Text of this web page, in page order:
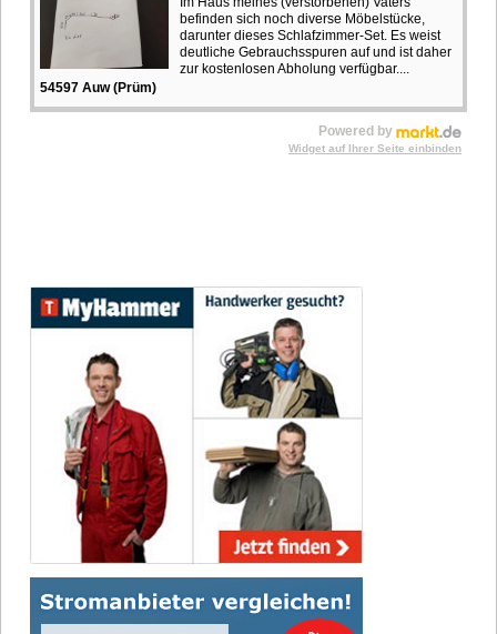
befinden sich noch diverse Möbelstücke,
darunter dieses Schlafzimmer-Set. Es weist
deutliche Gebrauchsspuren auf und ist daher
zur kostenlosen Abholung verfügbar....
54597 Auw (Prüm)
Powered by
Widget auf Ihrer Seite einbinden